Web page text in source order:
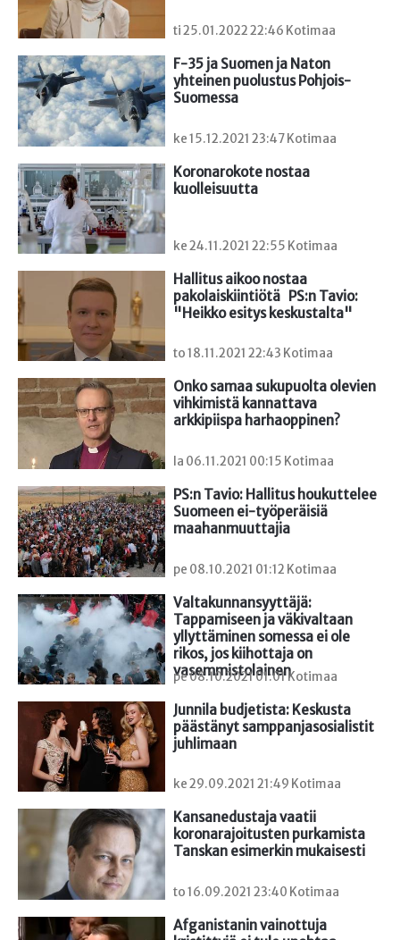
ti 25.01.2022 22:46 Kotimaa
F-35 ja Suomen ja Naton
yhteinen puolustus Pohjois-
Suomessa
ke 15.12.2021 23:47 Kotimaa
Koronarokote nostaa
kuolleisuutta
ke 24.11.2021 22:55 Kotimaa
Hallitus aikoo nostaa
pakolaiskiintiötä   PS:n Tavio:
"Heikko esitys keskustalta"
to 18.11.2021 22:43 Kotimaa
Onko samaa sukupuolta olevien
vihkimistä kannattava
arkkipiispa harhaoppinen?
la 06.11.2021 00:15 Kotimaa
PS:n Tavio: Hallitus houkuttelee
Suomeen ei-työperäisiä
maahanmuuttajia
pe 08.10.2021 01:12 Kotimaa
Valtakunnansyyttäjä:
Tappamiseen ja väkivaltaan
yllyttäminen somessa ei ole
rikos, jos kiihottaja on
vasemmistolainen
pe 08.10.2021 01:01 Kotimaa
Junnila budjetista: Keskusta
päästänyt samppanjasosialistit
juhlimaan
ke 29.09.2021 21:49 Kotimaa
Kansanedustaja vaatii
koronarajoitusten purkamista
Tanskan esimerkin mukaisesti
to 16.09.2021 23:40 Kotimaa
Afganistanin vainottuja